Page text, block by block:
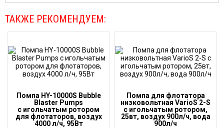
ТАКЖЕ РЕКОМЕНДУЕМ:
Помпа HY-10000S Bubble
Blaster Pumps
с игольчатым ротором
для флотаторов, воздух
4000 л/ч, 95Вт
Помпа для флотатора
низковольтная VarioS 2-S
с игольчатым ротором,
25вт, воздух 900л/ч, вода
900л/ч